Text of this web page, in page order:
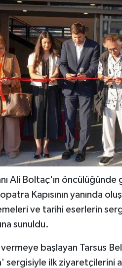
Ali Boltaç'ın
Kapısının yanında
ve tarihi eserlerin
sunuldu.
başlayan Tarsus
ilk ziyaretçilerini